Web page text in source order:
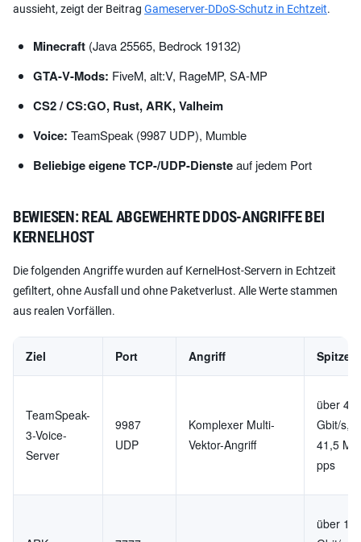
aussieht, zeigt der Beitrag Gameserver-DDoS-Schutz in Echtzeit.
Minecraft (Java 25565, Bedrock 19132)
GTA-V-Mods: FiveM, alt:V, RageMP, SA-MP
CS2 / CS:GO, Rust, ARK, Valheim
Voice: TeamSpeak (9987 UDP), Mumble
Beliebige eigene TCP-/UDP-Diensteauf jedem Port
BEWIESEN: REAL ABGEWEHRTE DDOS-ANGRIFFE BEI
KERNELHOST
Die folgenden Angriffe wurden auf KernelHost-Servern in Echtzeit
gefiltert, ohne Ausfall und ohne Paketverlust. Alle Werte stammen
aus realen Vorfällen.
Ziel Port Angriff
TeamSpeak-
3-Voice-
Server
9987
UDP
Komplexer Multi-
Vektor-Angriff
über
Gbit/s,
41,5
pps
über